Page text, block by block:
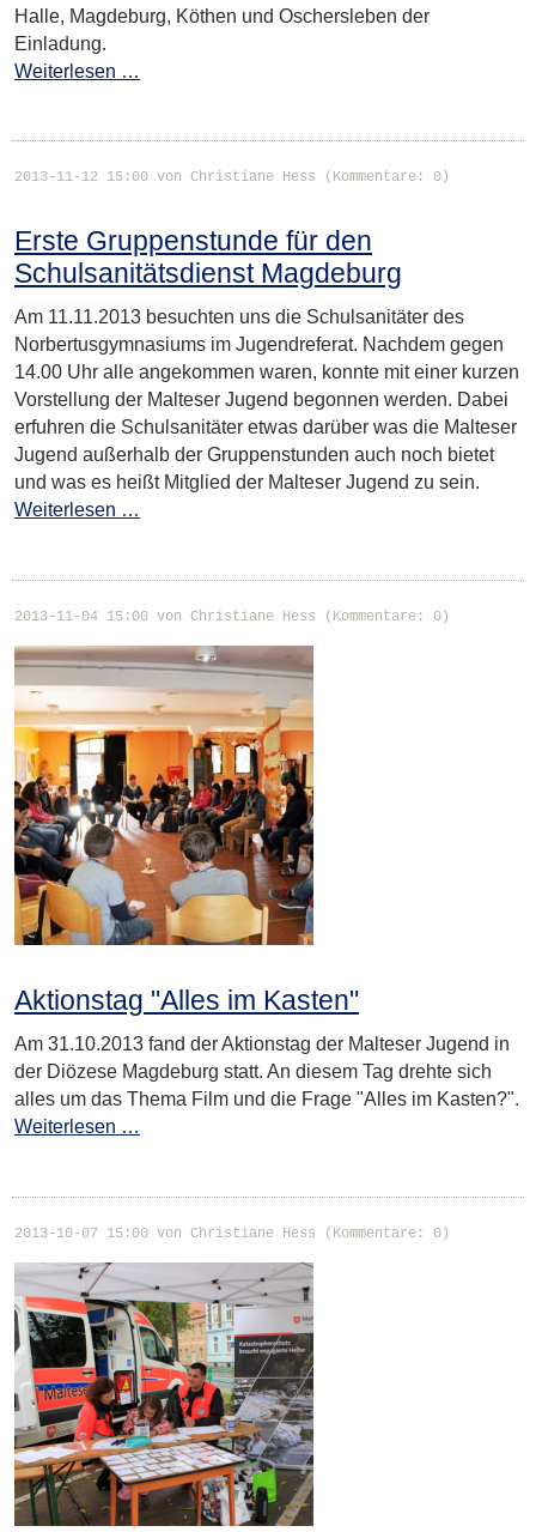
Halle, Magdeburg, Köthen und Oschersleben der
Einladung.
Weiterlesen …
2013-11-12 15:00 von Christiane Hess (Kommentare: 0)
Erste Gruppenstunde für den
Schulsanitätsdienst Magdeburg
Am 11.11.2013 besuchten uns die Schulsanitäter des
Norbertusgymnasiums im Jugendreferat. Nachdem gegen
14.00 Uhr alle angekommen waren, konnte mit einer kurzen
Vorstellung der Malteser Jugend begonnen werden. Dabei
erfuhren die Schulsanitäter etwas darüber was die Malteser
Jugend außerhalb der Gruppenstunden auch noch bietet
und was es heißt Mitglied der Malteser Jugend zu sein.
Weiterlesen …
2013-11-04 15:00 von Christiane Hess (Kommentare: 0)
Aktionstag "Alles im Kasten"
Am 31.10.2013 fand der Aktionstag der Malteser Jugend in
der Diözese Magdeburg statt. An diesem Tag drehte sich
alles um das Thema Film und die Frage "Alles im Kasten?".
Weiterlesen …
2013-10-07 15:00 von Christiane Hess (Kommentare: 0)